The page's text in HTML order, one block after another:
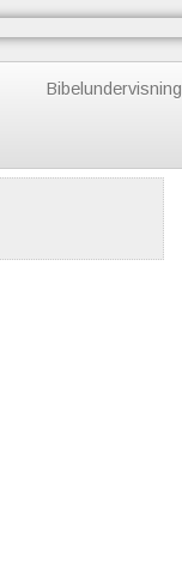
Bibelundervisning